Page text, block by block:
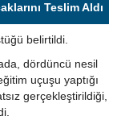
Teslim Aldı
belirtildi.
dördüncü nesil
uçuşu yaptığı
gerçekleştirildiği,